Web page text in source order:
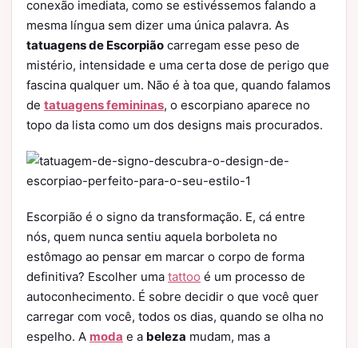
conexão imediata, como se estivéssemos falando a
mesma língua sem dizer uma única palavra. As
tatuagens de Escorpião carregam esse peso de
mistério, intensidade e uma certa dose de perigo que
fascina qualquer um. Não é à toa que, quando falamos
de tatuagens femininas, o escorpiano aparece no
topo da lista como um dos designs mais procurados.
Escorpião é o signo da transformação. E, cá entre
nós, quem nunca sentiu aquela borboleta no
estômago ao pensar em marcar o corpo de forma
definitiva? Escolher uma tattoo é um processo de
autoconhecimento. É sobre decidir o que você quer
carregar com você, todos os dias, quando se olha no
espelho. A moda e a beleza mudam, mas a